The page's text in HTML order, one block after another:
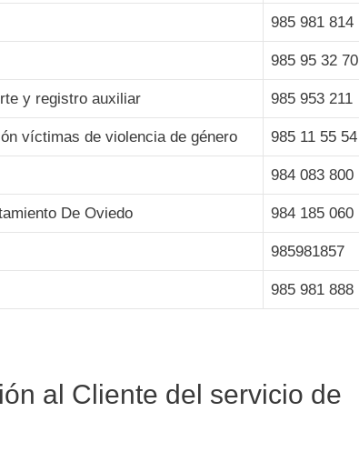
985 981 814
985 95 32 70
y registro auxiliar 985 953 211
víctimas de violencia de género 985 11 55 54
984 083 800
De Oviedo 984 185 060
985981857
985 981 888
al Cliente del servicio de